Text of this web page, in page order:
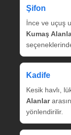
Şifon
İnce ve uçuş
Kumaş
Kadife
Kesik havlı,
Alanlar
yönlendirilir.